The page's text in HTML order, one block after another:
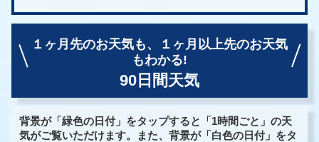
１ヶ月先のお天気も、
１ヶ月以上先のお天気
もわかる!
90日間天気
背景が「緑色の日付」をタップすると「1時間ごと」の天
気がご覧いただけます。また、背景が「白色の日付」をタ